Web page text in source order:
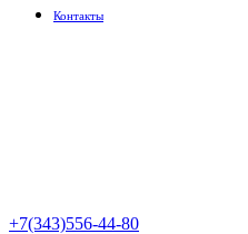
Контакты
+7(343)556-44-80